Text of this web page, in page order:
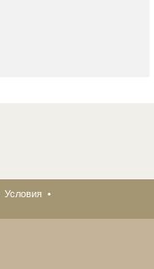
Условия •